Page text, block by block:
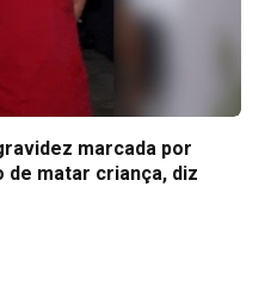
marcada por
matar criança, diz